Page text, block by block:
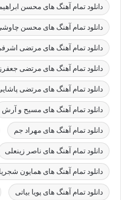
دانلود تمام آهنگ های محسن
دانلود تمام آهنگ های محسن
دانلود تمام آهنگ های مرتضی
دانلود تمام آهنگ های مرتضی
دانلود تمام آهنگ های مرتضی
دانلود تمام آهنگ های مسیح و آرش
دانلود تمام آهنگ های مهراد جم
دانلود تمام آهنگ های ناصر زینعلی
دانلود تمام آهنگ های همایون
دانلود تمام آهنگ های پویا بیاتی